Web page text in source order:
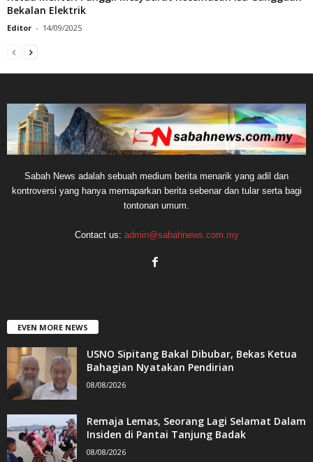
Bekalan Elektrik
Editor - 14/09/2025
Sabah News adalah sebuah medium berita menarik yang adil dan
kontroversi yang hanya memaparkan berita sebenar dan tular serta bagi
tontonan umum.
Contact us: admin@sabahnews.com.my
EVEN MORE NEWS
USNO Sipitang Bakal Dibubar, Bekas Ketua
Bahagian Nyatakan Pendirian
08/08/2026
Remaja Lemas, Seorang Lagi Selamat Dalam
Insiden di Pantai Tanjung Badak
08/08/2026